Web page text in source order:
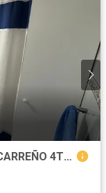
DEPARTAMENTO 3D 1B EN GOMEZ CARREÑO 4TO PISO VIÑA DEL MAR